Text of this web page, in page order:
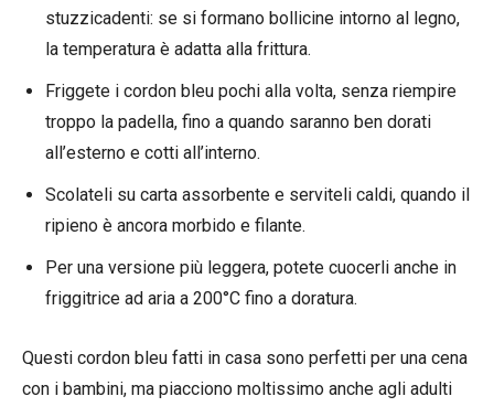
stuzzicadenti: se si formano bollicine intorno al legno,
la temperatura è adatta alla frittura.
Friggete i cordon bleu pochi alla volta, senza riempire
troppo la padella, fino a quando saranno ben dorati
all’esterno e cotti all’interno.
Scolateli su carta assorbente e serviteli caldi, quando il
ripieno è ancora morbido e filante.
Per una versione più leggera, potete cuocerli anche in
friggitrice ad aria a 200°C fino a doratura.
Questi cordon bleu fatti in casa sono perfetti per una cena
con i bambini, ma piacciono moltissimo anche agli adulti